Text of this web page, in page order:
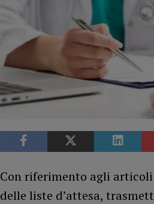
Con riferimento agli
delle liste d’attesa,